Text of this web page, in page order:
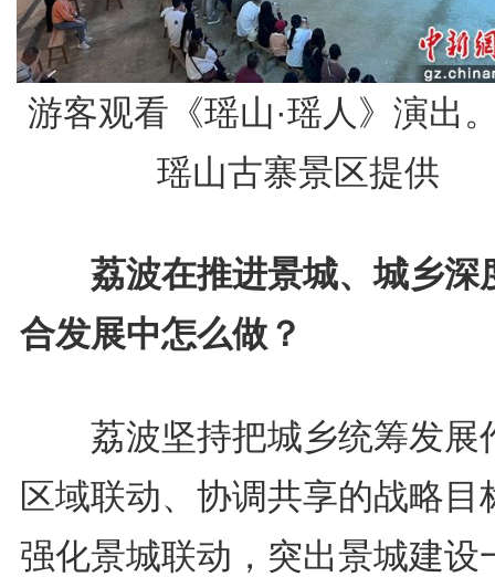
游客观看《瑶山·瑶人》演出
瑶山古寨景区提供
荔波在推进景城、城乡深
合发展中怎么做？
荔波坚持把城乡统筹发展
区域联动、协调共享的战略目
强化景城联动，突出景城建设